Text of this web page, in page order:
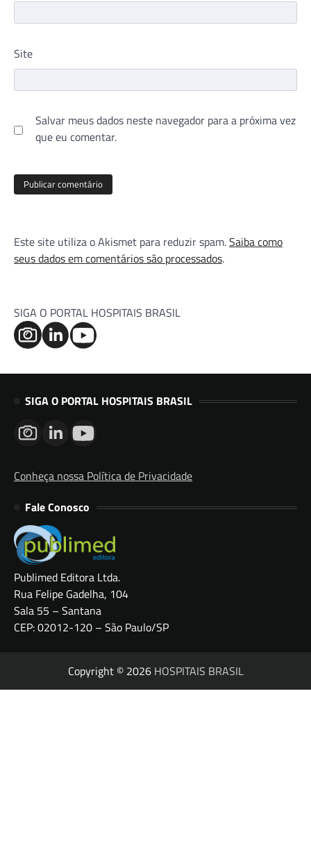
Site
Salvar meus dados neste navegador para a próxima vez
que eu comentar.
Este site utiliza o Akismet para reduzir spam.Saiba como
seus dados em comentários são processados.
SIGA O PORTAL HOSPITAIS BRASIL
SIGA O PORTAL HOSPITAIS BRASIL
Conheça nossa Política de Privacidade
Fale Conosco
Publimed Editora Ltda.
Rua Felipe Gadelha, 104
Sala 55 – Santana
CEP: 02012-120 – São Paulo/SP
Copyright © 2026 HOSPITAIS BRASIL